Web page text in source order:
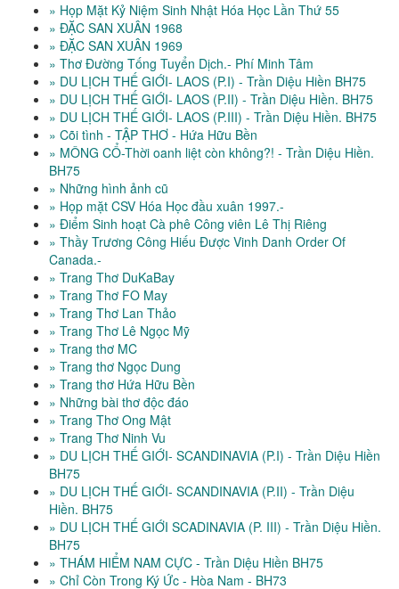
» Họp Mặt Kỷ Niệm Sinh Nhật Hóa Học Lần Thứ 55
» ĐẶC SAN XUÂN 1968
» ĐẶC SAN XUÂN 1969
» Thơ Đường Tống Tuyển Dịch.- Phí Minh Tâm
» DU LỊCH THẾ GIỚI- LAOS (P.I) - Trần Diệu Hiền BH75
» DU LỊCH THẾ GIỚI- LAOS (P.II) - Trần Diệu Hiền. BH75
» DU LỊCH THẾ GIỚI- LAOS (P.III) - Trần Diệu Hiền. BH75
» Cõi tình - TẬP THƠ - Hứa Hữu Bền
» MÔNG CỔ-Thời oanh liệt còn không?! - Trần Diệu Hiền.
BH75
» Những hình ảnh cũ
» Họp mặt CSV Hóa Học đầu xuân 1997.-
» Điểm Sinh hoạt Cà phê Công viên Lê Thị Riêng
» Thầy Trương Công Hiếu Được Vinh Danh Order Of
Canada.-
» Trang Thơ DuKaBay
» Trang Thơ FO May
» Trang Thơ Lan Thảo
» Trang Thơ Lê Ngọc Mỹ
» Trang thơ MC
» Trang thơ Ngọc Dung
» Trang thơ Hứa Hữu Bền
» Những bài thơ độc đáo
» Trang Thơ Ong Mật
» Trang Thơ Ninh Vu
» DU LỊCH THẾ GIỚI- SCANDINAVIA (P.I) - Trần Diệu Hiền
BH75
» DU LỊCH THẾ GIỚI- SCANDINAVIA (P.II) - Trần Diệu
Hiền. BH75
» DU LỊCH THẾ GIỚI SCADINAVIA (P. III) - Trần Diệu Hiền.
BH75
» THÁM HIỂM NAM CỰC - Trần Diệu Hiền BH75
» Chỉ Còn Trong Ký Ức - Hòa Nam - BH73